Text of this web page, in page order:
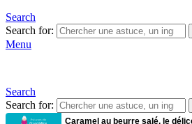
Search
Search for:
Menu
Search
Search for: